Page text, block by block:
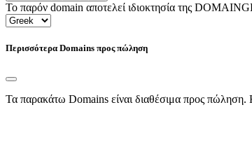
Το παρόν domain αποτελεί ιδιοκτησία της
Περισσότερα Domains προς πώληση
Τα παρακάτω Domains είναι διαθέσιμα προς πώληση.